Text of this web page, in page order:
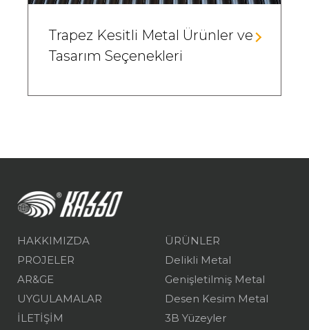
Trapez Kesitli Metal Ürünler ve
Tasarım Seçenekleri
HAKKIMIZDA
PROJELER
AR&GE
UYGULAMALAR
İLETİŞİM
ÜRÜNLER
Delikli Metal
Genişletilmiş Metal
Desen Kesim Metal
3B Yüzeyler